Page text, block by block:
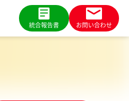
統合報告書 お問い合わせ